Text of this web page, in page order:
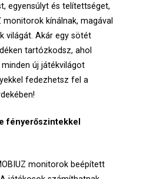
egyensúlyt és telítettséget,
monitorok kínálnak, magával
világát. Akár egy sötét
tartózkodsz, ahol
új játékvilágot
fedezhetsz fel a
fényerőszintekkel
monitorok beépített